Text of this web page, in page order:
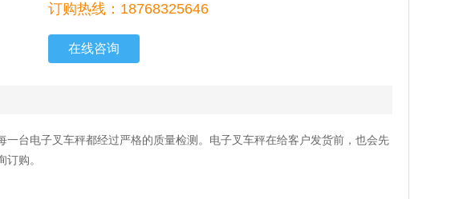
订购热线：18768325646
在线咨询
一台电子叉车秤都经过严格的质量检测。电子叉车秤在给客户发货前，也会先
购。